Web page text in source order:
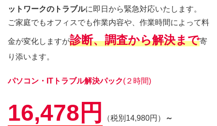
ットワークのトラブルに即日から緊急対応いたします。
ご家庭でもオフィスでも作業内容や、作業時間によって料
金が変化しますが診断、調査から解決まで寄
り添います。
パソコン・ITトラブル解決パック(２時間)
16,478円 （税別14,980円） ～